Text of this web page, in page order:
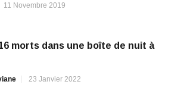
11 Novembre 2019
morts dans une boîte de nuit à
23 Janvier 2022